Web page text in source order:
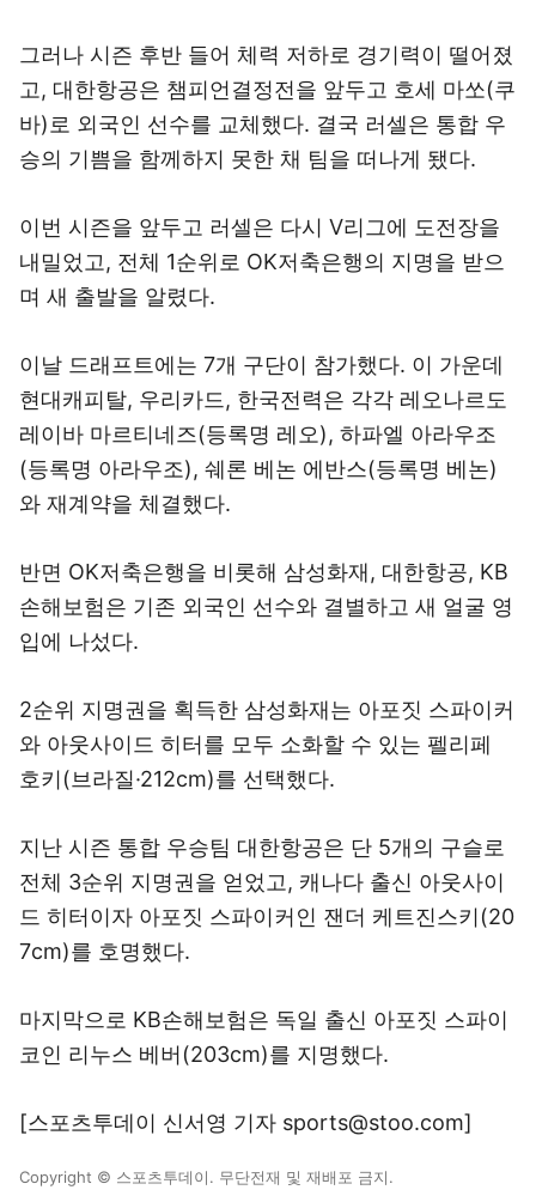
그러나 시즌 후반 들어 체력 저하로 경기력이 떨어졌
고, 대한항공은 챔피언결정전을 앞두고 호세 마쏘(쿠
바)로 외국인 선수를 교체했다. 결국 러셀은 통합 우
승의 기쁨을 함께하지 못한 채 팀을 떠나게 됐다.
이번 시즌을 앞두고 러셀은 다시 V리그에 도전장을
내밀었고, 전체 1순위로 OK저축은행의 지명을 받으
며 새 출발을 알렸다.
이날 드래프트에는 7개 구단이 참가했다. 이 가운데
현대캐피탈, 우리카드, 한국전력은 각각 레오나르도
레이바 마르티네즈(등록명 레오), 하파엘 아라우조
(등록명 아라우조), 쉐론 베논 에반스(등록명 베논)
와 재계약을 체결했다.
반면 OK저축은행을 비롯해 삼성화재, 대한항공, KB
손해보험은 기존 외국인 선수와 결별하고 새 얼굴 영
입에 나섰다.
2순위 지명권을 획득한 삼성화재는 아포짓 스파이커
와 아웃사이드 히터를 모두 소화할 수 있는 펠리페
호키(브라질·212cm)를 선택했다.
지난 시즌 통합 우승팀 대한항공은 단 5개의 구슬로
전체 3순위 지명권을 얻었고, 캐나다 출신 아웃사이
드 히터이자 아포짓 스파이커인 잰더 케트진스키(20
7cm)를 호명했다.
마지막으로 KB손해보험은 독일 출신 아포짓 스파이
코인 리누스 베버(203cm)를 지명했다.
[스포츠투데이 신서영 기자 sports@stoo.com]
Copyright © 스포츠투데이. 무단전재 및 재배포 금지.